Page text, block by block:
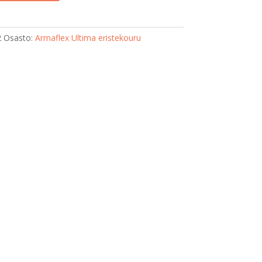
Osasto: Armaflex Ultima eristekouru